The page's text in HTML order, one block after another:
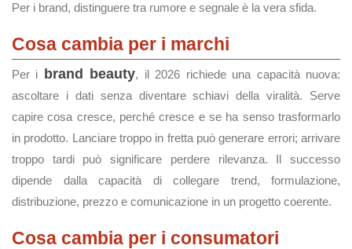
Per i brand, distinguere tra rumore e segnale è la vera sfida.
Cosa cambia per i marchi
Per i brand beauty, il 2026 richiede una capacità nuova:
ascoltare i dati senza diventare schiavi della viralità. Serve
capire cosa cresce, perché cresce e se ha senso trasformarlo
in prodotto. Lanciare troppo in fretta può generare errori; arrivare
troppo tardi può significare perdere rilevanza. Il successo
dipende dalla capacità di collegare trend, formulazione,
distribuzione, prezzo e comunicazione in un progetto coerente.
Cosa cambia per i consumatori